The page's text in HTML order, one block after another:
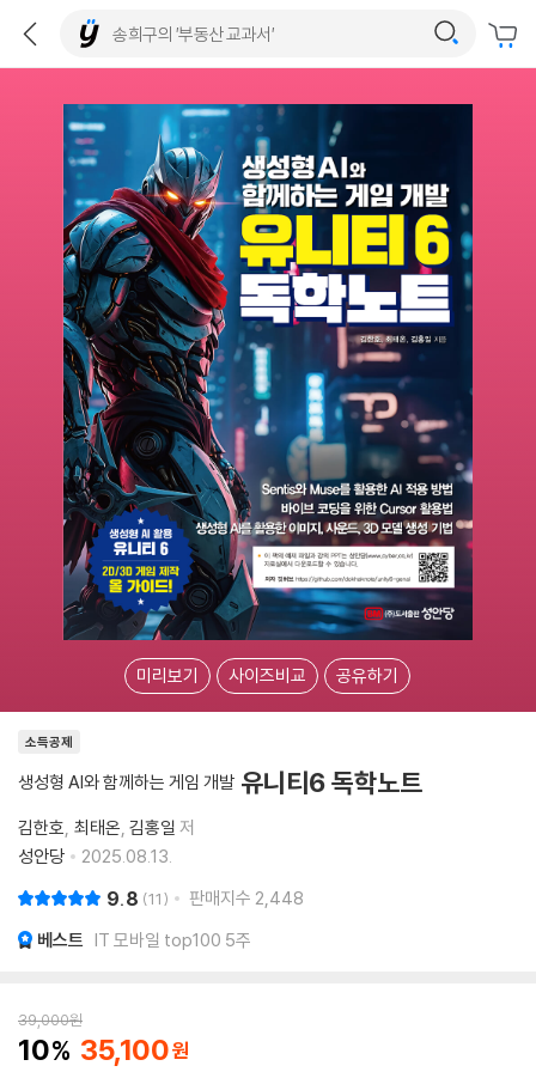
미리보기 사이즈비교 공유하기
소득공제
생성형 AI와 함께하는 게임 개발 유니티6 독학노트
김한호 최태온 김홍일 저
성안당
2025.08.13.
9.8 11 판매지수 2,448
베스트 IT 모바일 top100 5주
39,000원
10 35,100